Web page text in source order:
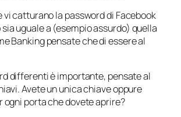
vi catturano la password di Facebook
uguale a (esempio assurdo) quella
Banking pensate che di essere al
differenti è importante, pensate al
Avete un unica chiave oppure
ogni porta che dovete aprire?